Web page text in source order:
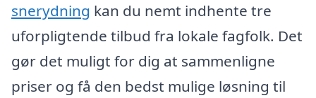
snerydning kan du nemt indhente tre
uforpligtende tilbud fra lokale fagfolk. Det
gør det muligt for dig at sammenligne
priser og få den bedst mulige løsning til